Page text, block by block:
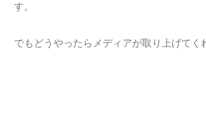
す。
でもどうやったらメディアが取り上げてく